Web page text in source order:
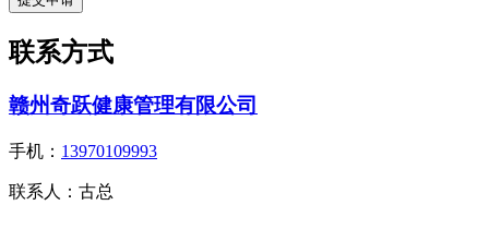
联系方式
赣州奇跃健康管理有限公司
手机： 13970109993
联系人： 古总